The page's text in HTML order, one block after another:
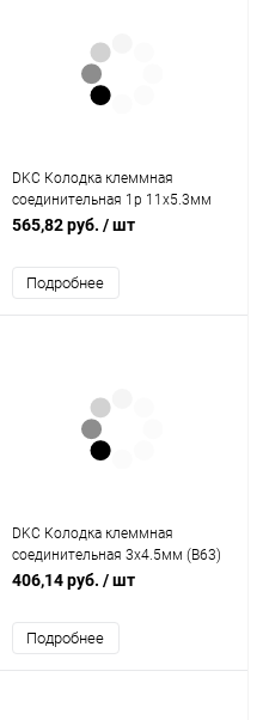
DKC Колодка клеммная
соединительная 1р 11х5.3мм
(T1611)
565,82 руб. / шт
Подробнее
DKC Колодка клеммная
соединительная 3х4.5мм (B63)
406,14 руб. / шт
Подробнее